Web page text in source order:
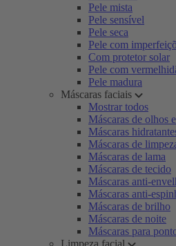
Pele mista
Pele sensível
Pele seca
Pele com
Com protetor solar
Pele com
Pele madura
Máscaras faciais
Mostrar todos
Máscaras de olhos
Máscaras
Máscaras de
Máscaras de lama
Máscaras de tecido
Máscaras anti-
Máscaras anti-
Máscaras de brilho
Máscaras de noite
Máscaras para
Limpeza facial